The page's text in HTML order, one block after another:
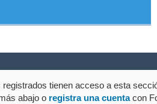
registrados tienen acceso a esta
abajo o registra una cuentacon